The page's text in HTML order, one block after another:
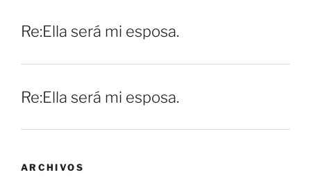
Re:Ella será mi esposa.
Re:Ella será mi esposa.
ARCHIVOS